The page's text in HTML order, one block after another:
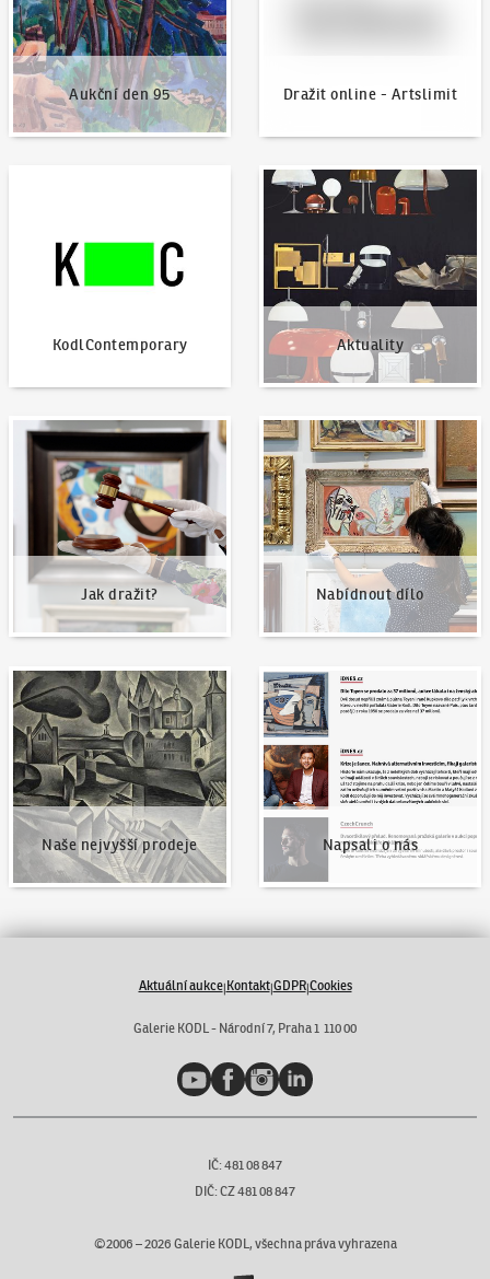
Aukční den 95 Dražit online - Artslimit
KodlContemporary Aktuality
Aktuality
Jak dražit?
Jak dražit?
Nabídnout dílo
Nabídnout dílo
Naše nejvyšší prodeje
Naše nejvyšší prodeje
Napsali o nás
Napsali o nás
Aktuální aukce|Kontakt|GDPR|Cookies
Galerie KODL - Národní 7, Praha 1 110 00
YouTubeFacebookInstagramLinkedIn
IČ: 481 08 847
DIČ: CZ 481 08 847
©2006 –2026 Galerie KODL, všechna práva vyhrazena